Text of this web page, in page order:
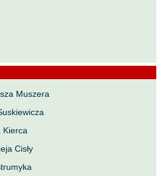
Muszera
Kierca
Cisły